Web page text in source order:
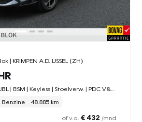
| KRIMPEN A.D. IJSSEL (ZH)
48.885 km
of v.a. € 432 /mnd